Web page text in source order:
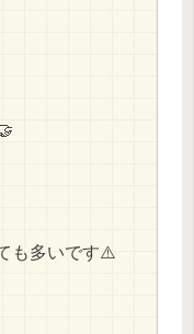
も多いです⚠️